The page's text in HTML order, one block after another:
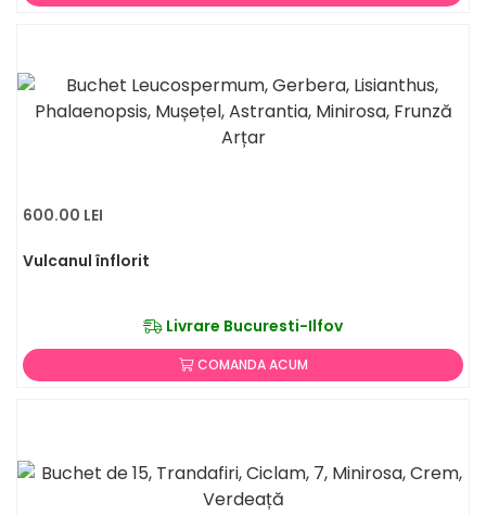
600.00 LEI
Vulcanul înflorit
Livrare Bucuresti-Ilfov
COMANDA ACUM